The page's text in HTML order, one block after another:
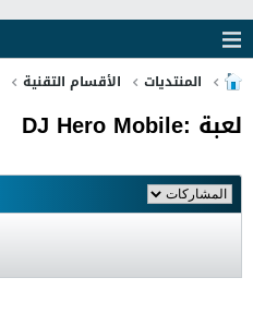
المنتديات الأقسام التقنية
لعبة :DJ Hero Mobile